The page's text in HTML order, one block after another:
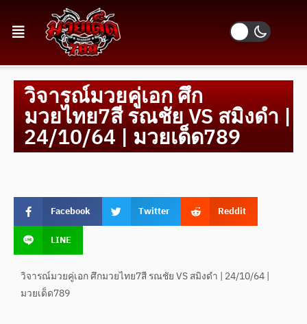
วิจารณ์มวยคู่เอก ศึก
มวยไทย7สี รณชัย VS สมิงดำ |
24/10/64 | มวยเด็ด789
Facebook Twitter
Reddit
LINE
วิจารณ์มวยคู่เอก ศึกมวยไทย7สี รณชัย VS สมิงดำ | 24/10/64 |
มวยเด็ด789